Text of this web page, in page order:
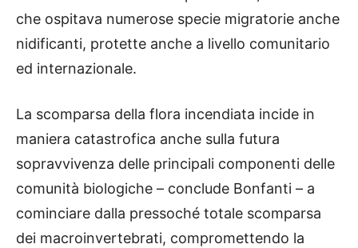
che ospitava numerose specie migratorie anche
nidificanti, protette anche a livello comunitario
ed internazionale.
La scomparsa della flora incendiata incide in
maniera catastrofica anche sulla futura
sopravvivenza delle principali componenti delle
comunità biologiche – conclude Bonfanti – a
cominciare dalla pressoché totale scomparsa
dei macroinvertebrati, compromettendo la